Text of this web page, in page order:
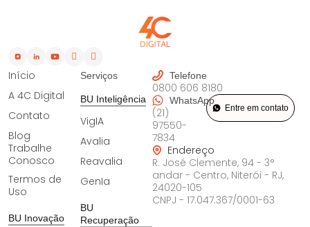
Início
A 4C Digital
Contato
Blog
Trabalhe
Conosco
Termos de
Uso
BU Inovação
BU Inteligência
VigIA
Avalia
Reavalia
GenIa
Serviços
BU
Recuperação
Telefone
0800 606 8180
WhatsApp
(21)
97550-
7834
Entre em contato
Endereço
R. José Clemente, 94 - 3°
andar - Centro, Niterói - RJ,
24020-105
CNPJ - 17.047.367/0001-63